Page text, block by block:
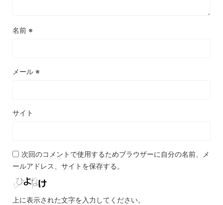
名前 ※
メール ※
サイト
次回のコメントで使用するためブラウザーに自分の名前、メ
ールアドレス、サイトを保存する。
上に表示された文字を入力してください。